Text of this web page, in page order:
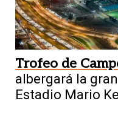
Trofeo de
albergará la
Estadio Mario